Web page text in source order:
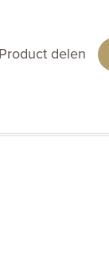
Product delen